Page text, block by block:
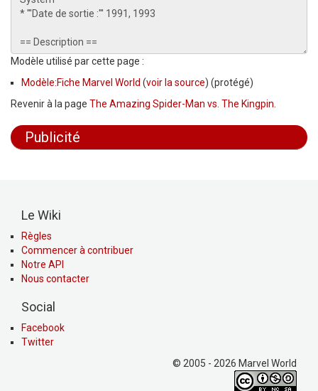
Modèle utilisé par cette page :
Modèle:Fiche Marvel World (voir la source) (protégé)
Revenir à la page The Amazing Spider-Man vs. The Kingpin.
Publicité
Le Wiki
Règles
Commencer à contribuer
Notre API
Nous contacter
Social
Facebook
Twitter
© 2005 - 2026 Marvel World